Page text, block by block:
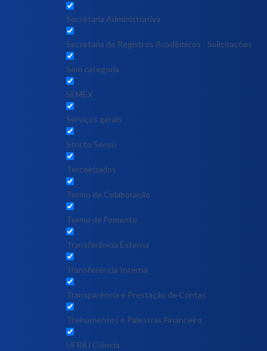
Secretaria Administrativa
Secretaria de Registros Acadêmicos - Solicitações
Sem categoria
SEMEX
Serviços gerais
Stricto Sensu
Terceirizados
Termo de Colaboração
Termo de Fomento
Transferência Externa
Transferência Interna
Transparência e Prestação de Contas
Treinamentos e Palestras Financeiro
UFRRJ Ciência